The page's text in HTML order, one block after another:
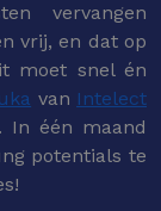
vervangen
vrij, en dat op
moet snel én
van Intelect
In één maand
potentials te